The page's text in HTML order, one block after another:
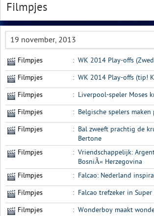
Filmpjes
19 november, 2013
Filmpjes : WK 2014 Play-offs
Filmpjes : WK 2014 Play-offs (tip!
Filmpjes : Liverpool-speler Moses
Filmpjes : Belgische spelers
Filmpjes : Bal zweeft prachtig de
Bertone
Filmpjes
: Vriendschappelijk:
BosniÃ« Herzegovina
Filmpjes
: Falcao: Nederland
Filmpjes : Falcao trefzeker in
Filmpjes : Wonderboy maakt